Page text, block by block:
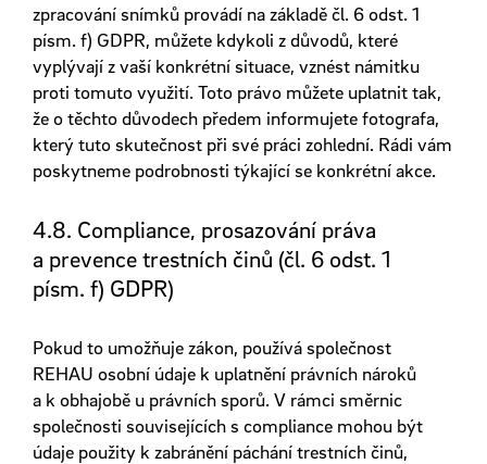
zpracování snímků provádí na základě čl. 6 odst. 1
písm. f) GDPR, můžete kdykoli z důvodů, které
vyplývají z vaší konkrétní situace, vznést námitku
proti tomuto využití. Toto právo můžete uplatnit tak,
že o těchto důvodech předem informujete fotografa,
který tuto skutečnost při své práci zohlední. Rádi vám
poskytneme podrobnosti týkající se konkrétní akce.
4.8. Compliance, prosazování práva
a prevence trestních činů (čl. 6 odst. 1
písm. f) GDPR)
Pokud to umožňuje zákon, používá společnost
REHAU osobní údaje k uplatnění právních nároků
a k obhajobě u právních sporů. V rámci směrnic
společnosti souvisejících s compliance mohou být
údaje použity k zabránění páchání trestních činů,